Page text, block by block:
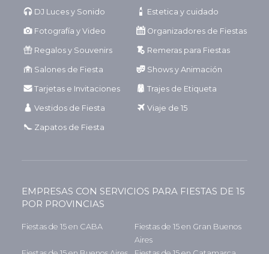
DJ Luces y Sonido Estetica y cuidado
Fotografía y Video Organizadores de Fiestas
Regalos y Souvenirs Remeras para Fiestas
Salones de Fiesta Shows y Animación
Tarjetas e Invitaciones Trajes de Etiqueta
Vestidos de Fiesta Viaje de 15
Zapatos de Fiesta
EMPRESAS CON SERVICIOS PARA FIESTAS DE 15
POR PROVINCIAS
Fiestas de 15 en CABA
Fiestas de 15 en Gran Buenos
Aires